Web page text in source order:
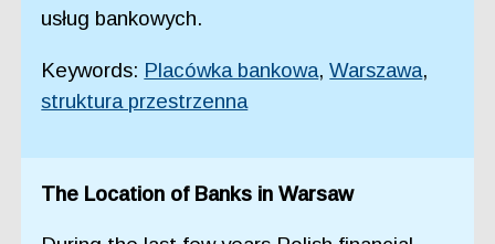
usług bankowych.
Keywords: Placówka bankowa,Warszawa,
struktura przestrzenna
The Location of Banks in Warsaw